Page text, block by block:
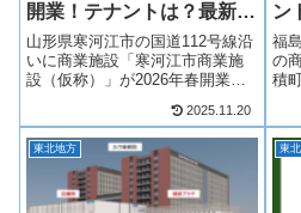
開業！テナントは？最新情
報も！
山形県寒河江市の国道112号線沿
いに商業施設「寒河江市商業施
設（仮称）」が2026年春開業！
クベニマルやホームセンターの
ダイユーエイトを中心に複数店
舗が出店する大型商業施設にな
ります！そんな、寒河江市商業
施設計画...
2025.11.20
ン
福
の
積
建
を
な
う
ン
東北地方 東